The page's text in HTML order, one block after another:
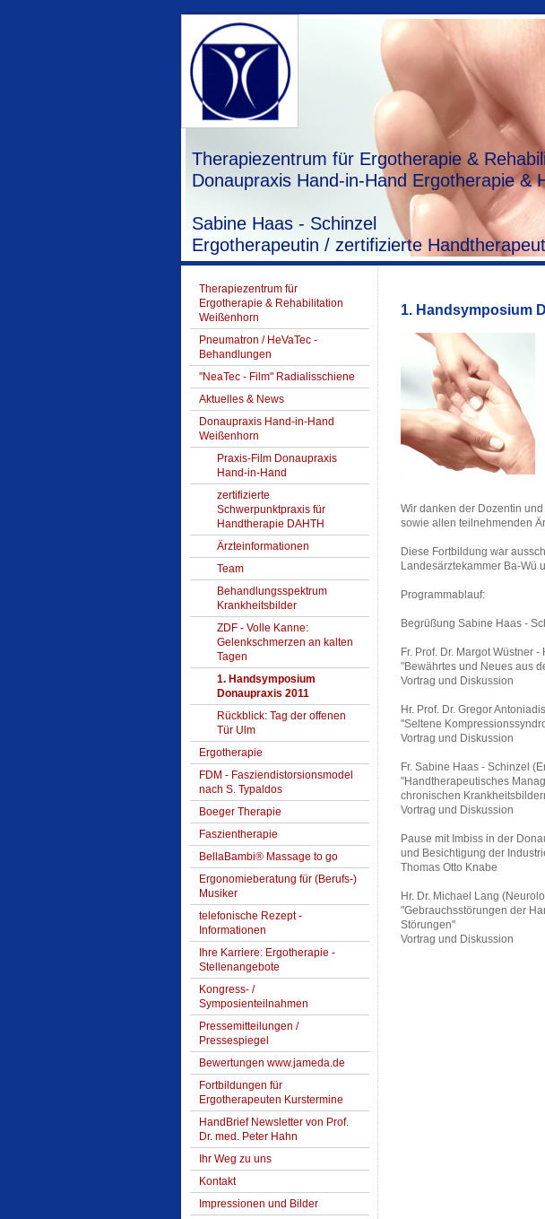
Therapiezentrum für Ergotherapie &
Donaupraxis Hand-in-Hand Ergotherapie &
Sabine Haas - Schinzel
Ergotherapeutin / zertifizierte
Therapiezentrum für
Ergotherapie & Rehabilitation
Weißenhorn
Pneumatron / HeVaTec -
Behandlungen
"NeaTec - Film" Radialisschiene
Aktuelles & News
Donaupraxis Hand-in-Hand
Weißenhorn
Praxis-Film Donaupraxis
Hand-in-Hand
zertifizierte
Schwerpunktpraxis für
Handtherapie DAHTH
Ärzteinformationen
Team
Behandlungsspektrum
Krankheitsbilder
ZDF - Volle Kanne:
Gelenkschmerzen an kalten
Tagen
1. Handsymposium
Donaupraxis 2011
Rückblick: Tag der offenen
Tür Ulm
Ergotherapie
FDM - Fasziendistorsionsmodel
nach S. Typaldos
Boeger Therapie
Faszientherapie
BellaBambi® Massage to go
Ergonomieberatung für (Berufs-)
Musiker
telefonische Rezept -
Informationen
Ihre Karriere: Ergotherapie -
Stellenangebote
Kongress- /
Symposienteilnahmen
Pressemitteilungen /
Pressespiegel
Bewertungen www.jameda.de
Fortbildungen für
Ergotherapeuten Kurstermine
HandBrief Newsletter von Prof.
Dr. med. Peter Hahn
Ihr Weg zu uns
Kontakt
Impressionen und Bilder
1. Handsymposium
Wir danken der Dozentin
sowie allen teilnehmenden
Diese Fortbildung war
Landesärztekammer Ba-Wü
Programmablauf:
Begrüßung Sabine Haas -
Fr. Prof. Dr. Margot Wüstner
"Bewährtes und Neues aus
Vortrag und Diskussion
Hr. Prof. Dr. Gregor
"Seltene
Vortrag und Diskussion
Fr. Sabine Haas - Schinzel
"Handtherapeutisches
chronischen
Vortrag und Diskussion
Pause mit Imbiss in der
und Besichtigung der
Thomas Otto Knabe
Hr. Dr. Michael Lang
"Gebrauchsstörungen der
Störungen"
Vortrag und Diskussion